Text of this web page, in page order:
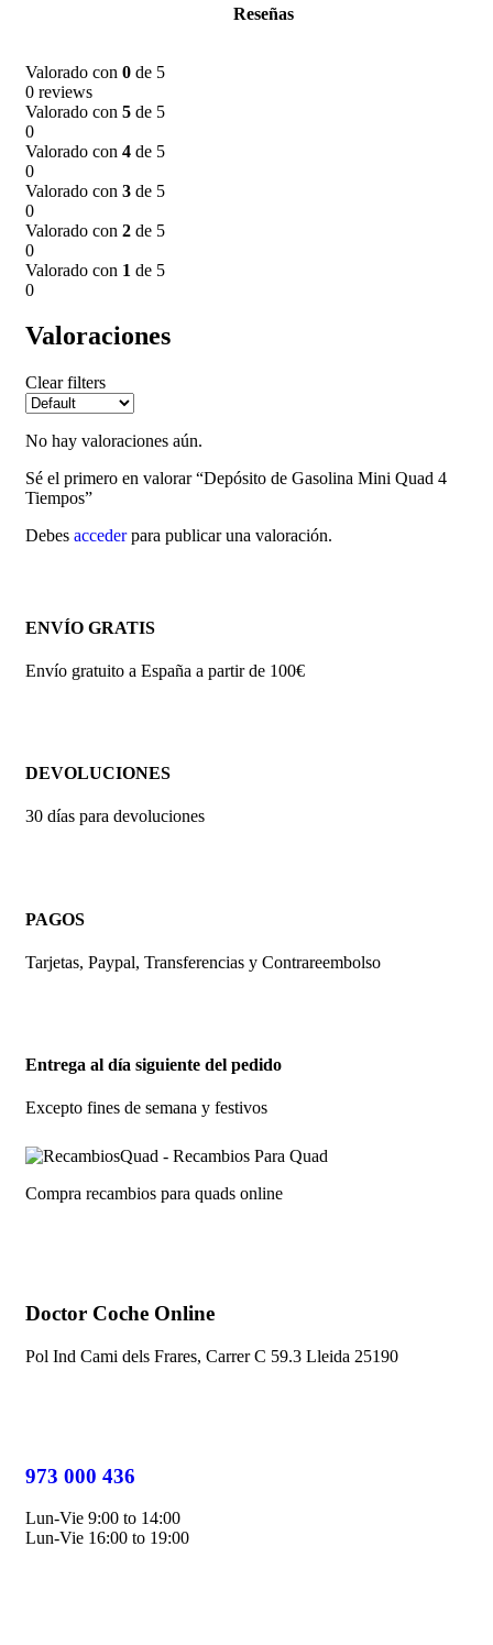
Reseñas
Valorado con 0 de 5
0 reviews
Valorado con 5 de 5
0
Valorado con 4 de 5
0
Valorado con 3 de 5
0
Valorado con 2 de 5
0
Valorado con 1 de 5
0
Valoraciones
Clear filters
No hay valoraciones aún.
Sé el primero en valorar “Depósito de Gasolina Mini Quad 4
Tiempos”
Debes accederpara publicar una valoración.
ENVÍO GRATIS
Envío gratuito a España a partir de 100€
DEVOLUCIONES
30 días para devoluciones
PAGOS
Tarjetas, Paypal, Transferencias y Contrareembolso
Entrega al día siguiente del pedido
Excepto fines de semana y festivos
Compra recambios para quads online
Doctor Coche Online
Pol Ind Cami dels Frares, Carrer C 59.3 Lleida 25190
973 000 436
Lun-Vie 9:00 to 14:00
Lun-Vie 16:00 to 19:00